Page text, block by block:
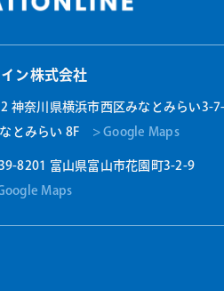
ン株式会社
奈川県横浜市西区みなとみらい3-
とみらい 8F > Google Maps
8201 富山県富山市花園町3-2-9
Maps